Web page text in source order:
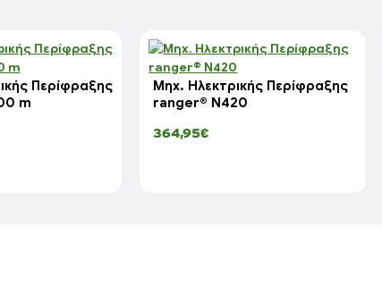
Περίφραξης
m
Μηχ. Ηλεκτρικής Περίφραξης
ranger® N420
364,95€